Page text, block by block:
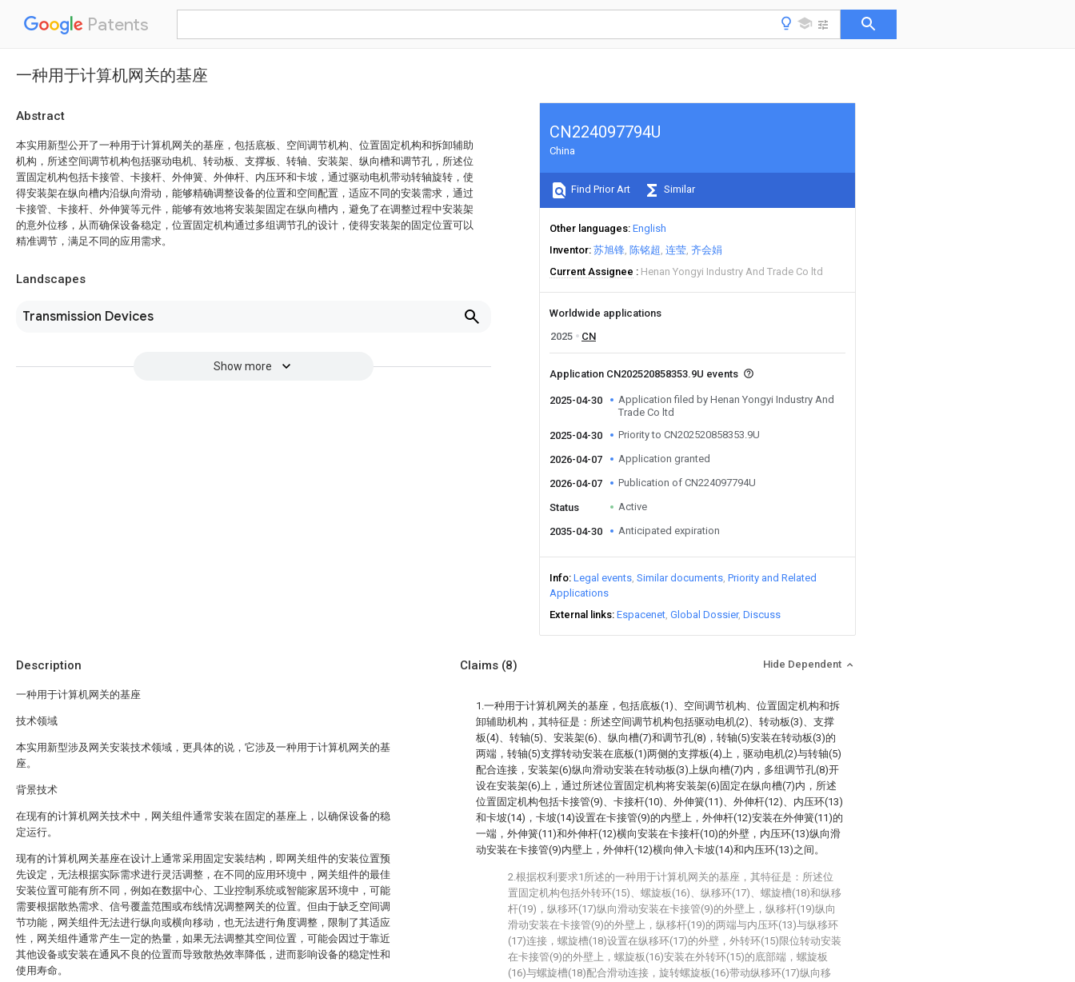
Patents
一种用于计算机网关的基座
Abstract
本实用新型公开了一种用于计算机网关的基座，包括底板、空间调节机构、位置固定机构和拆卸辅助
机构，所述空间调节机构包括驱动电机、转动板、支撑板、转轴、安装架、纵向槽和调节孔，所述位
置固定机构包括卡接管、卡接杆、外伸簧、外伸杆、内压环和卡坡，通过驱动电机带动转轴旋转，使
得安装架在纵向槽内沿纵向滑动，能够精确调整设备的位置和空间配置，适应不同的安装需求，通过
卡接管、卡接杆、外伸簧等元件，能够有效地将安装架固定在纵向槽内，避免了在调整过程中安装架
的意外位移，从而确保设备稳定，位置固定机构通过多组调节孔的设计，使得安装架的固定位置可以
精准调节，满足不同的应用需求。
Landscapes
Transmission Devices
Show more
CN224097794U
China
Find Prior Art Similar
Other languages English
Inventor 苏旭锋 陈铭超 连莹 齐会娟
Current Assignee
Henan Yongyi Industry And Trade Co ltd
Worldwide applications
2025
CN
Application CN202520858353.9U events
2025-04-30
Application filed by Henan Yongyi Industry And
Trade Co ltd
2025-04-30
Priority to CN202520858353.9U
2026-04-07 Application granted
2026-04-07 Publication of CN224097794U
Status Active
2035-04-30 Anticipated expiration
Info Legal events Similar documents Priority and Related
Applications
External links Espacenet Global Dossier Discuss
Description
一种用于计算机网关的基座
技术领域
本实用新型涉及网关安装技术领域，更具体的说，它涉及一种用于计算机网关的基
座。
背景技术
在现有的计算机网关技术中，网关组件通常安装在固定的基座上，以确保设备的稳
定运行。
现有的计算机网关基座在设计上通常采用固定安装结构，即网关组件的安装位置预
先设定，无法根据实际需求进行灵活调整，在不同的应用环境中，网关组件的最佳
安装位置可能有所不同，例如在数据中心、工业控制系统或智能家居环境中，可能
需要根据散热需求、信号覆盖范围或布线情况调整网关的位置。但由于缺乏空间调
节功能，网关组件无法进行纵向或横向移动，也无法进行角度调整，限制了其适应
性，网关组件通常产生一定的热量，如果无法调整其空间位置，可能会因过于靠近
其他设备或安装在通风不良的位置而导致散热效率降低，进而影响设备的稳定性和
使用寿命。
Claims (8) Hide Dependent
1.一种用于计算机网关的基座，包括底板(1)、空间调节机构、位置固定机构和拆
卸辅助机构，其特征是：所述空间调节机构包括驱动电机(2)、转动板(3)、支撑
板(4)、转轴(5)、安装架(6)、纵向槽(7)和调节孔(8)，转轴(5)安装在转动板(3)的
两端，转轴(5)支撑转动安装在底板(1)两侧的支撑板(4)上，驱动电机(2)与转轴(5)
配合连接，安装架(6)纵向滑动安装在转动板(3)上纵向槽(7)内，多组调节孔(8)开
设在安装架(6)上，通过所述位置固定机构将安装架(6)固定在纵向槽(7)内，所述
位置固定机构包括卡接管(9)、卡接杆(10)、外伸簧(11)、外伸杆(12)、内压环(13)
和卡坡(14)，卡坡(14)设置在卡接管(9)的内壁上，外伸杆(12)安装在外伸簧(11)的
一端，外伸簧(11)和外伸杆(12)横向安装在卡接杆(10)的外壁，内压环(13)纵向滑
动安装在卡接管(9)内壁上，外伸杆(12)横向伸入卡坡(14)和内压环(13)之间。
2.根据权利要求1所述的一种用于计算机网关的基座，其特征是：所述位
置固定机构包括外转环(15)、螺旋板(16)、纵移环(17)、螺旋槽(18)和纵移
杆(19)，纵移环(17)纵向滑动安装在卡接管(9)的外壁上，纵移杆(19)纵向
滑动安装在卡接管(9)的外壁上，纵移杆(19)的两端与内压环(13)与纵移环
(17)连接，螺旋槽(18)设置在纵移环(17)的外壁，外转环(15)限位转动安装
在卡接管(9)的外壁上，螺旋板(16)安装在外转环(15)的底部端，螺旋板
(16)与螺旋槽(18)配合滑动连接，旋转螺旋板(16)带动纵移环(17)纵向移